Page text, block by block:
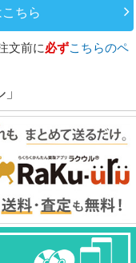
ちら
文前に必ずこちらのペ